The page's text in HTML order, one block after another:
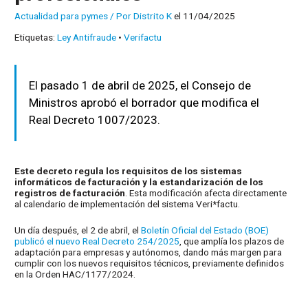
Actualidad para pymes / PorDistrito Kel 11/04/2025
Etiquetas:Ley Antifraude •Verifactu
El pasado 1 de abril de 2025, el Consejo de
Ministros aprobó el borrador que modifica el
Real Decreto 1007/2023.
Este decreto regula los requisitos de los sistemas
informáticos de facturación y la estandarización de los
registros de facturación. Esta modificación afecta directamente
al calendario de implementación del sistema Veri*factu.
Un día después, el 2 de abril, elBoletín Oficial del Estado (BOE)
publicó el nuevo Real Decreto 254/2025, que amplía los plazos de
adaptación para empresas y autónomos, dando más margen para
cumplir con los nuevos requisitos técnicos, previamente definidos
en la Orden HAC/1177/2024.